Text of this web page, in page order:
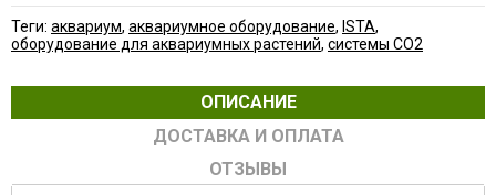
Теги: аквариум, аквариумное оборудование, ISTA,
оборудование для аквариумных растений, системы СО2
ОПИСАНИЕ
ДОСТАВКА И ОПЛАТА
ОТЗЫВЫ